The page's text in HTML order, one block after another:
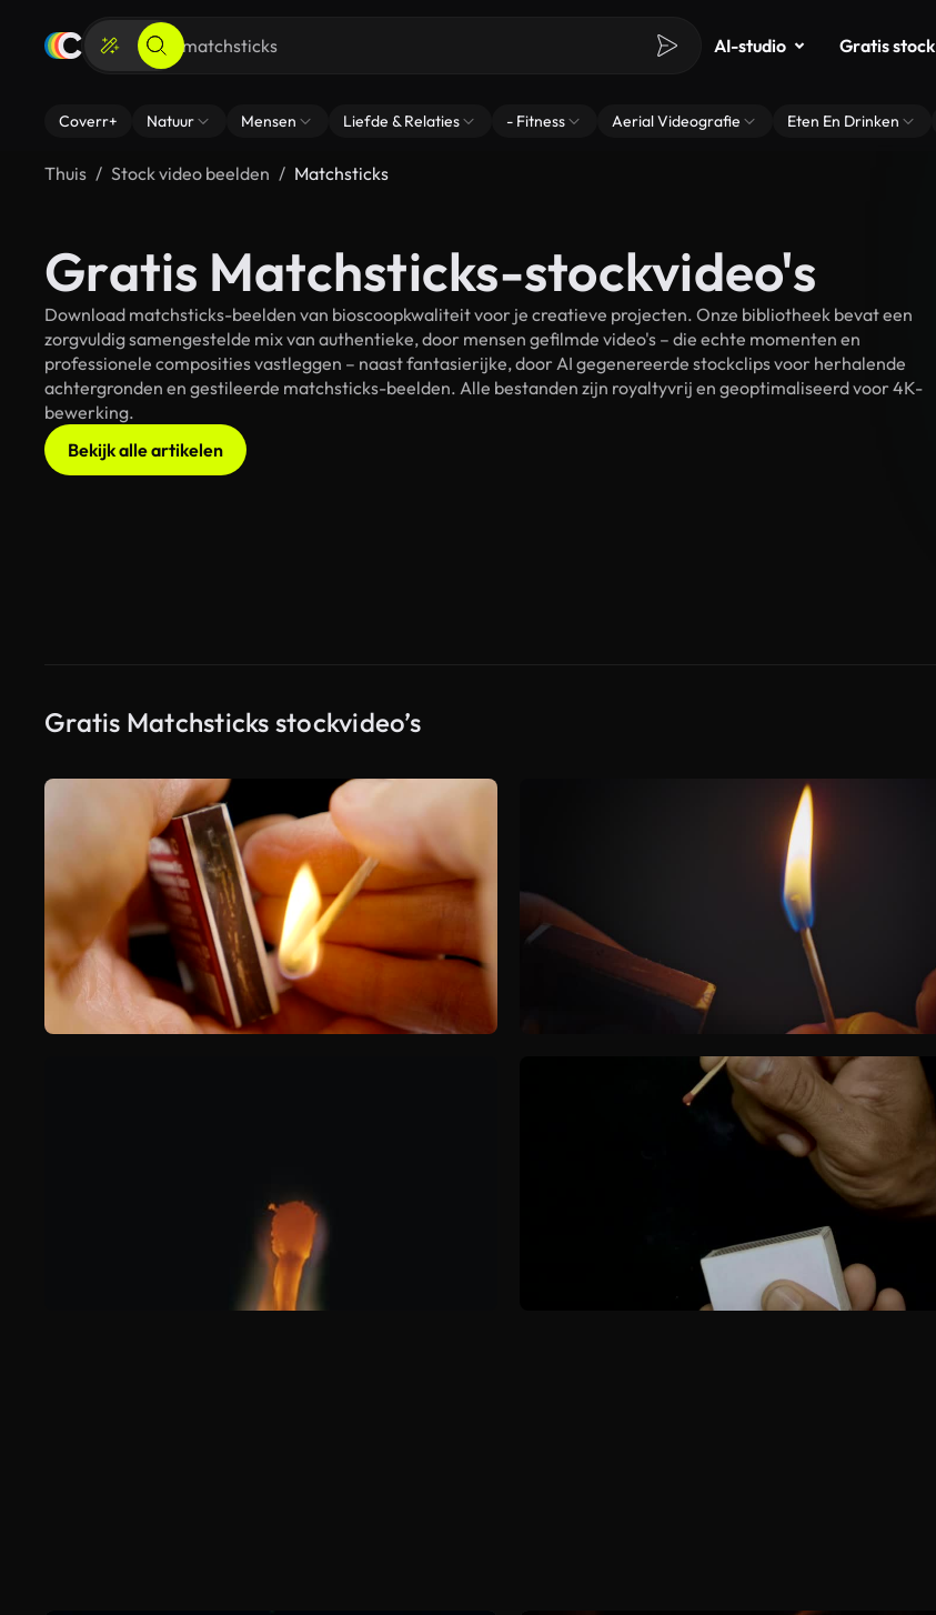
AI-studio Gratis stock
Coverr+ Natuur Mensen Liefde & Relaties - Fitness Aerial Videografie Eten En Drinken
Thuis Stock video beelden Matchsticks
Gratis Matchsticks-stockvideo's
Download matchsticks-beelden van bioscoopkwaliteit voor je creatieve projecten. Onze bibliotheek bevat een
zorgvuldig samengestelde mix van authentieke, door mensen gefilmde video's – die echte momenten en
professionele composities vastleggen – naast fantasierijke, door AI gegenereerde stockclips voor herhalende
achtergronden en gestileerde matchsticks-beelden. Alle bestanden zijn royaltyvrij en geoptimaliseerd voor 4K-
bewerking.
Bekijk alle artikelen
Gratis Matchsticks stockvideo’s